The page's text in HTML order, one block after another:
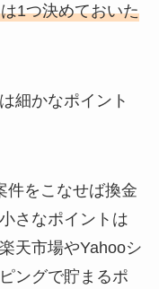
1つ決めておいた
細かなポイント
件をこなせば換金
さなポイントは
天市場やYahooシ
ングで貯まるポ